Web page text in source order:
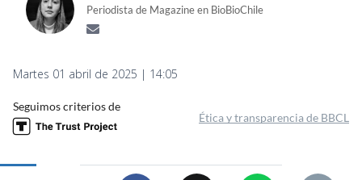
Periodista de Magazine en BioBioChile
Martes 01 abril de 2025 | 14:05
Seguimos criterios de
Ética y transparencia de BBCL